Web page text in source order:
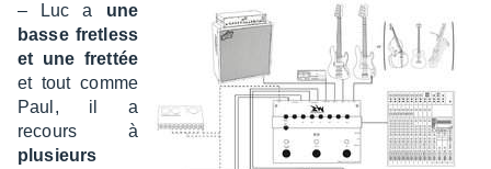
– Luc a une
basse fret­less
et une fret­tée
et tout comme
Paul, il a
recours à
plusieurs